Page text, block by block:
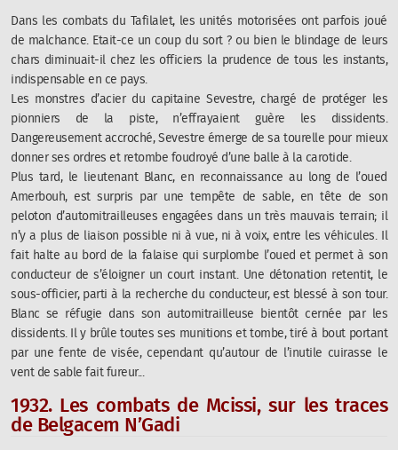
Dans les combats du Tafilalet, les unités motorisées ont parfois joué
de malchance. Etait-ce un coup du sort ? ou bien le blindage de leurs
chars diminuait-il chez les officiers la prudence de tous les instants,
indispensable en ce pays.
Les monstres d’acier du capitaine Sevestre, chargé de protéger les
pionniers de la piste, n’effrayaient guère les dissidents.
Dangereusement accroché, Sevestre émerge de sa tourelle pour mieux
donner ses ordres et retombe foudroyé d’une balle à la carotide.
Plus tard, le lieutenant Blanc, en reconnaissance au long de l’oued
Amerbouh, est surpris par une tempête de sable, en tête de son
peloton d’automitrailleuses engagées dans un très mauvais terrain; il
n’y a plus de liaison possible ni à vue, ni à voix, entre les véhicules. Il
fait halte au bord de la falaise qui surplombe l’oued et permet à son
conducteur de s’éloigner un court instant. Une détonation retentit, le
sous-officier, parti à la recherche du conducteur, est blessé à son tour.
Blanc se réfugie dans son automitrailleuse bientôt cernée par les
dissidents. Il y brûle toutes ses munitions et tombe, tiré à bout portant
par une fente de visée, cependant qu’autour de l’inutile cuirasse le
vent de sable fait fureur...
1932. Les combats de Mcissi, sur les traces
de Belgacem N’Gadi